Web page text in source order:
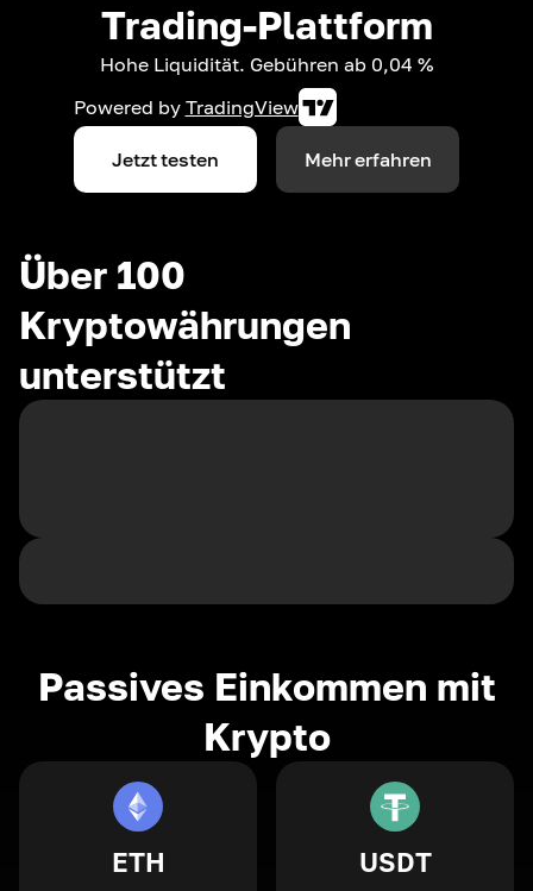
Trading-Plattform
Hohe Liquidität. Gebühren ab 0,04 %
Powered by TradingView
Jetzt testen Mehr erfahren
Über 100
Kryptowährungen
unterstützt
Passives Einkommen mit
Krypto
ETH USDT